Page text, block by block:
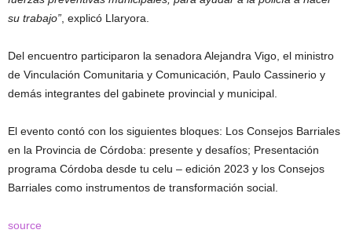
su trabajo” , explicó Llaryora.
Del encuentro participaron la senadora Alejandra Vigo, el ministro
de Vinculación Comunitaria y Comunicación, Paulo Cassinerio y
demás integrantes del gabinete provincial y municipal.
El evento contó con los siguientes bloques: Los Consejos Barriales
en la Provincia de Córdoba: presente y desafíos; Presentación
programa Córdoba desde tu celu – edición 2023 y los Consejos
Barriales como instrumentos de transformación social.
source